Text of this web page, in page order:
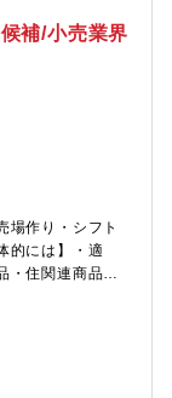
補/小売業界
場作り・シフト
的には】・適
・住関連商品等
経営に関する
基本的には本部
すが、「ここは
できます。本部